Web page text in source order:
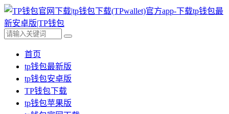
首页
tp钱包最新版
tp钱包安卓版
TP钱包下载
tp钱包苹果版